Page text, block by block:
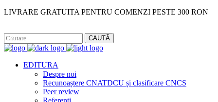
LIVRARE GRATUITA PENTRU COMENZI PESTE 300 RON
CAUTĂ
EDITURA
Despre noi
Recunoaștere CNATDCU și clasificare CNCS
Peer review
Referenți